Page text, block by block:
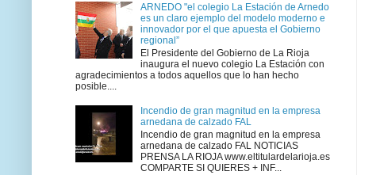
ARNEDO "el colegio La Estación de Arnedo
es un claro ejemplo del modelo moderno e
innovador por el que apuesta el Gobierno
regional”
El Presidente del Gobierno de La Rioja
inaugura el nuevo colegio La Estación con
agradecimientos a todos aquellos que lo han hecho
posible....
Incendio de gran magnitud en la empresa
arnedana de calzado FAL
Incendio de gran magnitud en la empresa
arnedana de calzado FAL NOTICIAS
PRENSA LA RIOJA www.eltitulardelarioja.es
COMPARTE SI QUIERES + INF...